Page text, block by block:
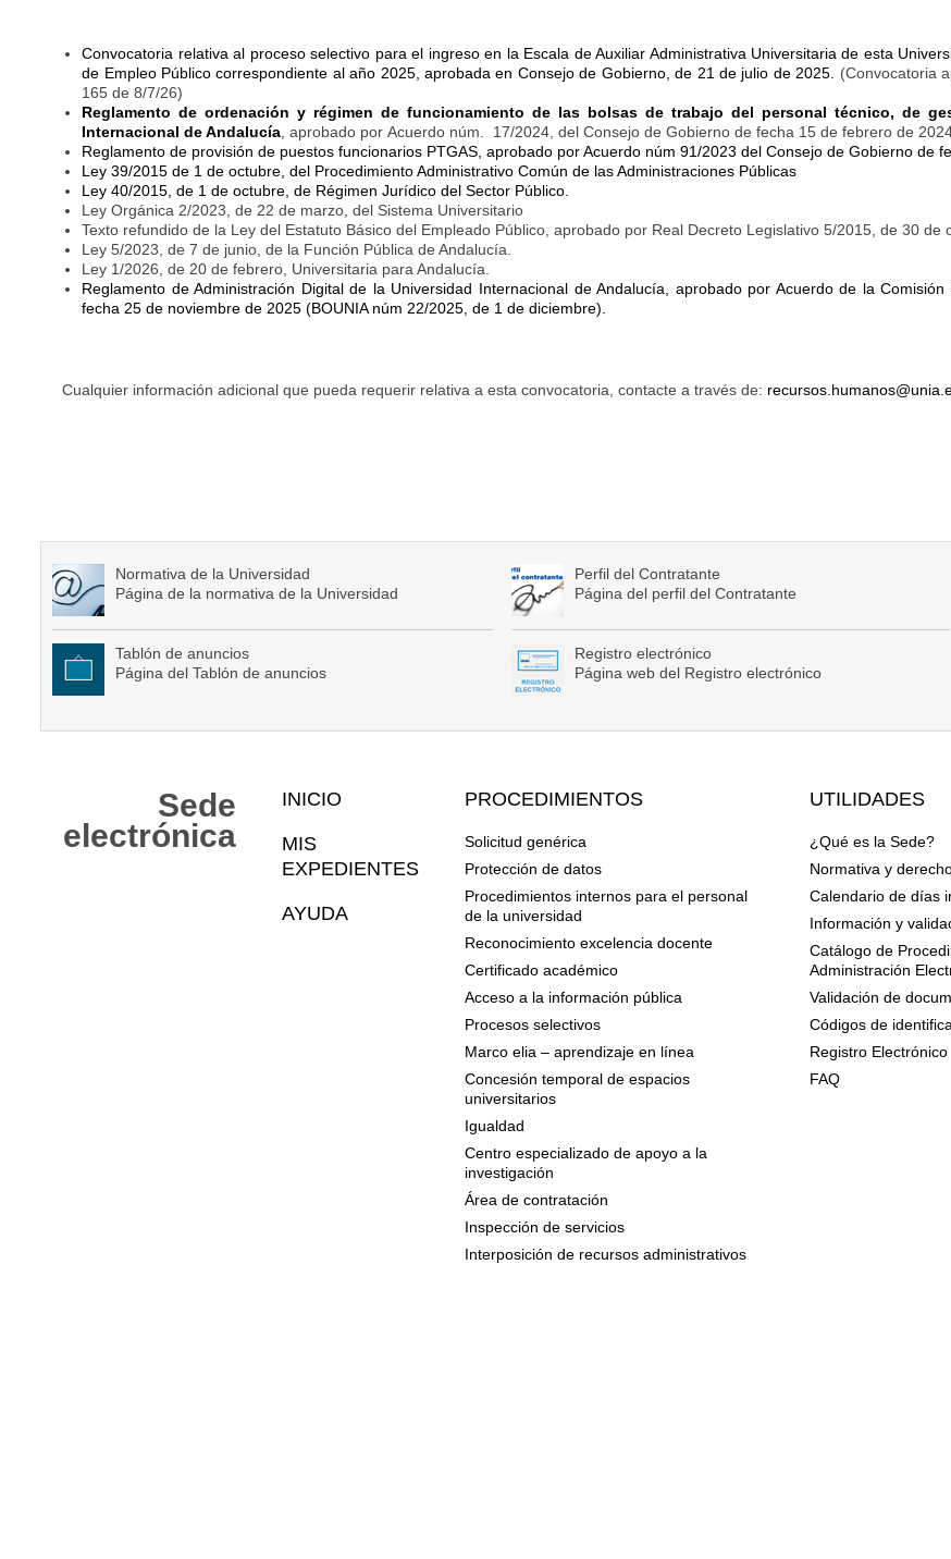
Convocatoria relativa al proceso selectivo para el ingreso en la Escala de Auxiliar Administrativa Universitaria de esta
de Empleo Público correspondiente al año 2025, aprobada en Consejo de Gobierno, de 21 de julio de 2025.
(Convocatoria
165 de 8/7/26)
Reglamento de ordenación y régimen de funcionamiento de las bolsas de trabajo del personal técnico, de
Internacional de Andalucía , aprobado por Acuerdo núm. 17/2024, del Consejo de Gobierno de fecha 15 de febrero de
Reglamentode provisión de puestos funcionarios PTGAS, aprobado por Acuerdo núm 91/2023 del Consejo de Gobierno de
Ley 39/2015 de 1 de octubre, del Procedimiento Administrativo Común de las Administraciones Públicas
Ley 40/2015, de 1 de octubre, de Régimen Jurídico del Sector Público.
Ley Orgánica 2/2023, de 22 de marzo, del Sistema Universitario
Texto refundido de la Ley del Estatuto Básico del Empleado Público, aprobado por Real Decreto Legislativo 5/2015, de 30 de
Ley 5/2023, de 7 de junio, de la Función Pública de Andalucía.
Ley 1/2026, de 20 de febrero, Universitaria para Andalucía.
Reglamento de Administración Digital de la Universidad Internacional de Andalucía, aprobado por Acuerdo de la
fecha 25 de noviembre de 2025 (BOUNIA núm 22/2025, de 1 de diciembre).
Cualquier información adicional que pueda requerir relativa a esta convocatoria, contacte a través de:
Normativa de la Universidad
Página de la normativa de la Universidad
Perfil del Contratante
Página del perfil del Contratante
Tablón de anuncios
Página del Tablón de anuncios
Registro electrónico
Página web del Registro electrónico
Web
Sede
electrónica
INICIO
MIS
EXPEDIENTES
AYUDA
PROCEDIMIENTOS
Solicitud genérica
Protección de datos
Procedimientos internos para el personal
de la universidad
Reconocimiento excelencia docente
Certificado académico
Acceso a la información pública
Procesos selectivos
Marco elia – aprendizaje en línea
Concesión temporal de espacios
universitarios
Igualdad
Centro especializado de apoyo a la
investigación
Área de contratación
Inspección de servicios
Interposición de recursos administrativos
UTILIDADES
¿Qué es la Sede?
Normativa y
Calendario de días
Información y
Catálogo de
Administración
Validación de
Códigos de
Registro Electrónico
FAQ